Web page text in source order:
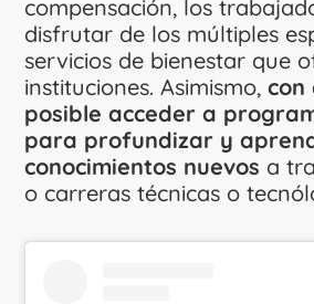
compensación, los
disfrutar de los múltiples
servicios de bienestar que
instituciones. Asimismo,con
posible acceder a
para profundizar y
conocimientos nuevos a
o carreras técnicas o